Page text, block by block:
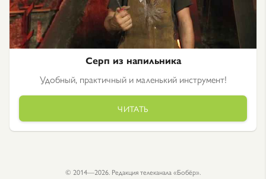
Серп из напильника
Удобный, практичный и маленький инструмент!
ЧИТАТЬ
© 2014—2026. Редакция телеканала «Бобёр».